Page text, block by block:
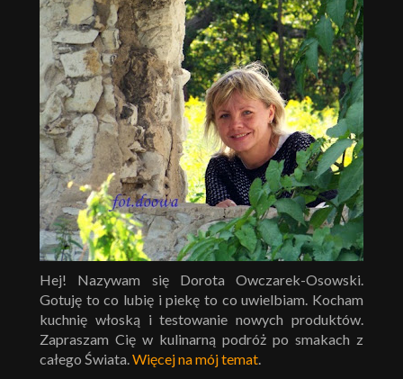
Hej! Nazywam się Dorota Owczarek-Osowski.
Gotuję to co lubię i piekę to co uwielbiam. Kocham
kuchnię włoską i testowanie nowych produktów.
Zapraszam Cię w kulinarną podróż po smakach z
całego Świata.Więcej na mój temat.